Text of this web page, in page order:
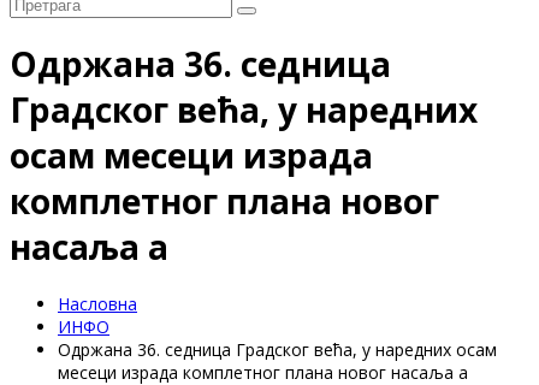
Одржана 36. седница
Градског већа, у наредних
осам месеци израда
комплетног плана новог
насаља а
Насловна
ИНФО
Одржана 36. седница Градског већа, у наредних осам
месеци израда комплетног плана новог насаља а